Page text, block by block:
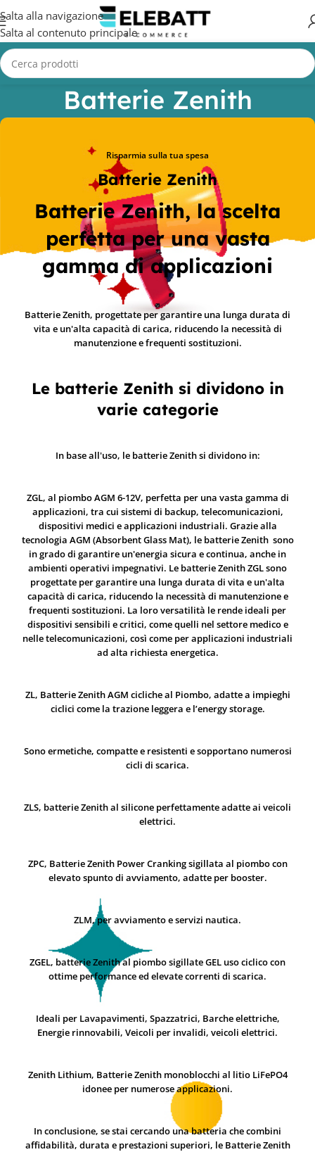
Salta alla navigazione
Salta al contenuto principale
Batterie Zenith
Risparmia sulla tua spesa
Batterie Zenith
Batterie Zenith, la scelta
perfetta per una vasta
gamma di applicazioni
Batterie Zenith, progettate per garantire una lunga durata di
vita e un'alta capacità di carica, riducendo la necessità di
manutenzione e frequenti sostituzioni.
Le batterie Zenith si dividono in
varie categorie
In base all'uso, le batterie Zenith si dividono in:
ZGL, al piombo AGM 6-12V, perfetta per una vasta gamma di
applicazioni, tra cui sistemi di backup, telecomunicazioni,
dispositivi medici e applicazioni industriali. Grazie alla
tecnologia AGM (Absorbent Glass Mat), le batterie Zenith sono
in grado di garantire un'energia sicura e continua, anche in
ambienti operativi impegnativi. Le batterie Zenith ZGL sono
progettate per garantire una lunga durata di vita e un'alta
capacità di carica, riducendo la necessità di manutenzione e
frequenti sostituzioni. La loro versatilità le rende ideali per
dispositivi sensibili e critici, come quelli nel settore medico e
nelle telecomunicazioni, così come per applicazioni industriali
ad alta richiesta energetica.
ZL, Batterie Zenith AGM cicliche al Piombo, adatte a impieghi
ciclici come la trazione leggera e l’energy storage.
Sono ermetiche, compatte e resistenti e sopportano numerosi
cicli di scarica.
ZLS, batterie Zenith al silicone perfettamente adatte ai veicoli
elettrici.
ZPC, Batterie Zenith Power Cranking sigillata al piombo con
elevato spunto di avviamento, adatte per booster.
ZLM, per avviamento e servizi nautica.
ZGEL, batterie Zenith al piombo sigillate GEL uso ciclico con
ottime performance ed elevate correnti di scarica.
Ideali per Lavapavimenti, Spazzatrici, Barche elettriche,
Energie rinnovabili, Veicoli per invalidi, veicoli elettrici.
Zenith Lithium, Batterie Zenith monoblocchi al litio LiFePO4
idonee per numerose applicazioni.
In conclusione, se stai cercando una batteria che combini
affidabilità, durata e prestazioni superiori, le Batterie Zenith